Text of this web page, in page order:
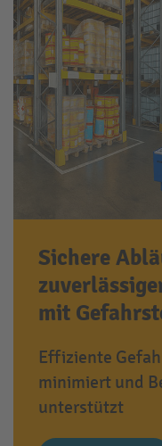
Sichere
mit
Effiziente
minimiert und
unterstützt